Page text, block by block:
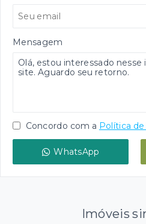
Mensagem
Concordo com a Política
WhatsApp
Imóveis